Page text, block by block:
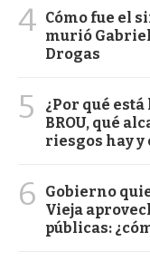
4 Cómo fue el
murió
Drogas
5
¿Por qué
BROU, qué
riesgos hay y
6
Gobierno
Vieja
públicas: